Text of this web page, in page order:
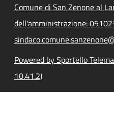
Comune di San Zenone al
dell'amministrazione:
Powered by Sportello
10.41.2)